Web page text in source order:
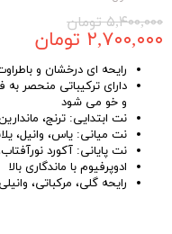
۵,۴۰۰,۰۰۰ تومان
۲,۷۰۰,۰۰۰ تومان
رایحه ای درخشان و
دارای ترکیباتی منحصر
و خو می شود
نت ابتدایی: ترنج،
نت میانی: یاس، وانیل،
نت پایانی: آکورد
ادوپرفیوم با ماندگاری بالا
رایحه گلی، مرکباتی، وانیلی